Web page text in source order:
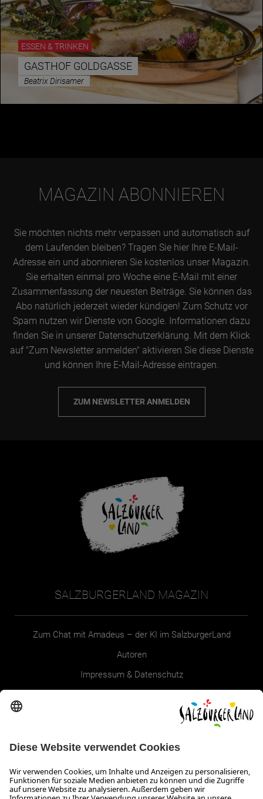
ESSEN & TRINKEN
GASTHOF GOLDGASSE
Beatrix Dirisamer
MAGAZIN ABONNIEREN
Sie möchten nichts mehr verpassen und automatisch auf
dem Laufenden bleiben? Tragen Sie hier Ihre E-Mail-
Adresse ein und abonnieren Sie kostenlos unser Magazin.
Sie erhalten einmal pro Woche eine E-Mail mit einer
Zusammenfassung der neuesten Beiträge. Sie können das
Abo natürlich jederzeit wieder kündigen! Zum Schutz vor
Spam nutzen wir Dienste von Google. Informationen dazu
finden Sie in unserer Datenschutzerklärung. Mit dem Klick
auf "Zum Newsletter anmelden" aktivieren Sie diese Dienste
und können Ihre E-Mail-Adresse eintragen.
ZUM NEWSLETTER ANMELDEN
SALZBURGERLAND MAGAZIN
Zum Chat mit Amadeus – der KI im SalzburgerLand
Autoren
Impressum & Datenschutz
SALZBURGERLAND
Infos zum Urlaub im SalzburgerLand